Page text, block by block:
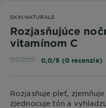
SKIN NATURALS
Rozjasňujúce
vitamínom C
0,0/5 (0 recenzie)
Rozjasňuje pleť,
zjednocuje tón a